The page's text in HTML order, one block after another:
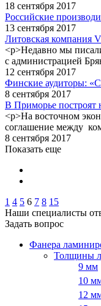
18 сентября 2017
Российские
13 сентября 2017
Литовская компания
<p>Недавно мы
с администрацией
12 сентября 2017
Финские аудиторы:
8 сентября 2017
В Приморье построят
<p>На восточном
соглашение между
8 сентября 2017
Показать еще
1 4 5 6 7 8 15
Наши специалисты
Задать вопрос
Фанера
Толщины
9 мм
10
12